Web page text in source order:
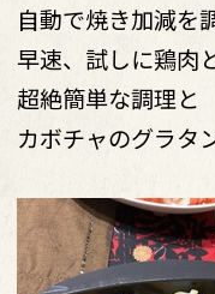
自動で焼き加減を
早速、試しに鶏肉
超絶簡単な調理と
カボチャのグラタ